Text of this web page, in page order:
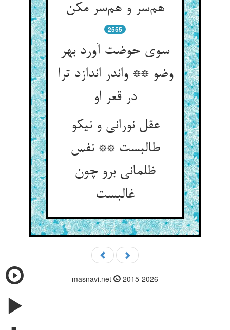
هم‌سر و هم‌سر مکن
2555
سوی حوضت آورد بهر
وضو ** واندر اندازد ترا
در قعر او
عقل نورانی و نیکو
طالبست ** نفس
ظلمانی برو چون
غالبست
masnavi.net 2015-2026